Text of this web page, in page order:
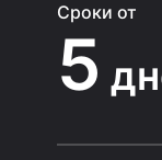
Сроки от
5